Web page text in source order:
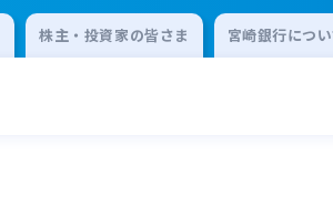
株主・投資家の皆さま 宮崎銀行につ